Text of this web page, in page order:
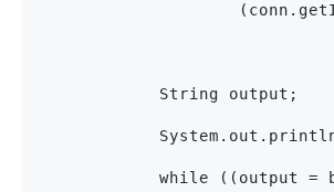
            String output;
while ((output =